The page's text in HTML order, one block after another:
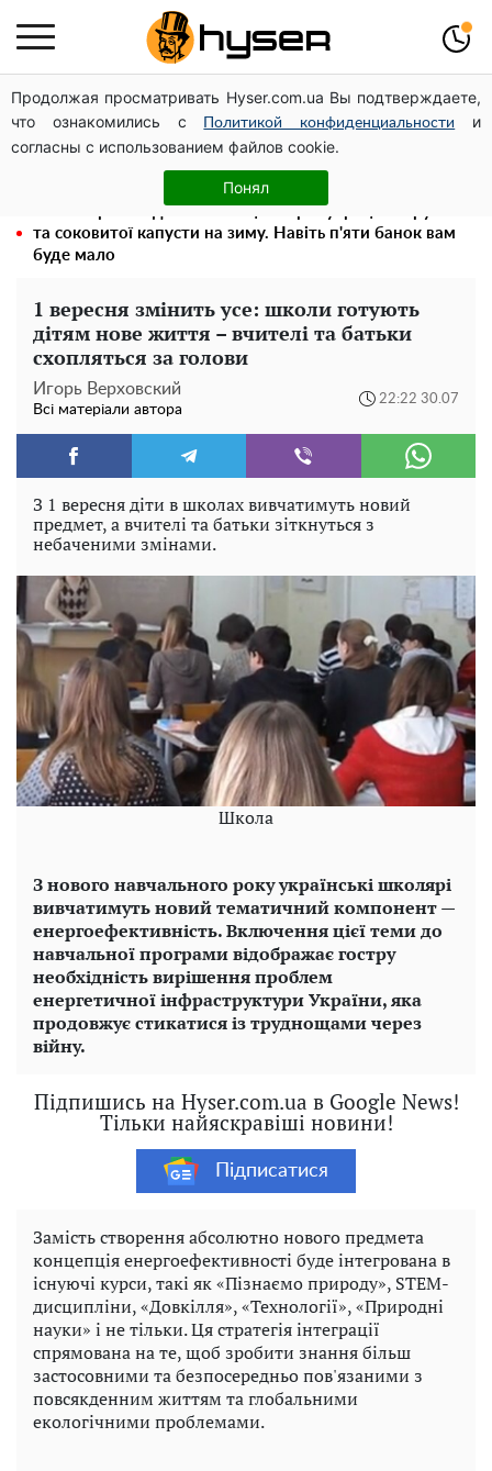
Продолжая просматривать Hyser.com.ua Вы подтверждаете,
что ознакомились с
Политикой конфиденциальности
и
согласны с использованием файлов cookie.
Понял
Олена Тополя злив відео – це далеко не все: фронтмен
"Антитіла" Тарас Тополя став наступним
Повністю гола Анна Трінчер блиснула "принадами":
таких розмірів ви ще не бачили
та соковитої капусти на зиму. Навіть п'яти банок вам
буде мало
1 вересня змінить усе: школи готують
дітям нове життя – вчителі та батьки
схопляться за голови
Игорь Верховский
Всі матеріали автора
22:22 30.07
З 1 вересня діти в школах вивчатимуть новий
предмет, а вчителі та батьки зіткнуться з
небаченими змінами.
Школа
З нового навчального року українські школярі
вивчатимуть новий тематичний компонент —
енергоефективність. Включення цієї теми до
навчальної програми відображає гостру
необхідність вирішення проблем
енергетичної інфраструктури України, яка
продовжує стикатися із труднощами через
війну.
Підпишись на Hyser.com.ua в Google News!
Тільки найяскравіші новини!
Підписатися
Замість створення абсолютно нового предмета
концепція енергоефективності буде інтегрована в
існуючі курси, такі як «Пізнаємо природу», STEM-
дисципліни, «Довкілля», «Технології», «Природні
науки» і не тільки. Ця стратегія інтеграції
спрямована на те, щоб зробити знання більш
застосовними та безпосередньо пов'язаними з
повсякденним життям та глобальними
екологічними проблемами.